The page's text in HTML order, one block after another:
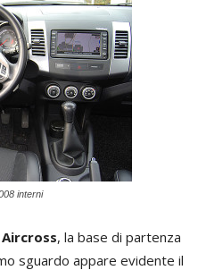
interni
, la base di partenza
sguardo appare evidente il